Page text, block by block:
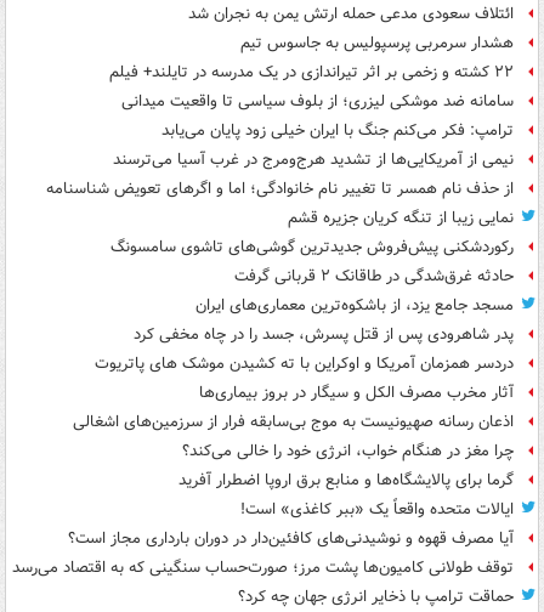
ائتلاف سعودی مدعی حمله ارتش یمن به نجران شد
هشدار سرمربی پرسپولیس به جاسوس تیم
۲۲ کشته و زخمی بر اثر تیراندازی در یک مدرسه در تایلند+ فیلم
سامانه ضد موشکی لیزری؛ از بلوف سیاسی تا واقعیت میدانی
ترامپ: فکر می‌کنم جنگ با ایران خیلی زود پایان می‌یابد
نیمی از آمریکایی‌ها از تشدید هرج‌ومرج در غرب آسیا می‌ترسند
از حذف نام همسر تا تغییر نام خانوادگی؛ اما و اگرهای تعویض شناسنامه
نمایی زیبا از تنگه کریان جزیره قشم
رکوردشکنی پیش‌فروش جدیدترین گوشی‌های تاشوی سامسونگ
حادثه غرق‌شدگی در طاقانک ۲ قربانی گرفت
مسجد جامع یزد، از باشکوه‌ترین معماری‌های ایران
پدر شاهرودی پس از قتل پسرش، جسد را در چاه مخفی کرد
دردسر همزمان آمریکا و اوکراین با ته کشیدن موشک های پاتریوت
آثار مخرب مصرف الکل و سیگار در بروز بیماری‌ها
اذعان رسانه صهیونیست به موج بی‌سابقه فرار از سرزمین‌های اشغالی
چرا مغز در هنگام خواب، انرژی خود را خالی می‌کند؟
گرما برای پالایشگاه‌ها و منابع برق اروپا اضطرار آفرید
ایالات متحده واقعاً یک «ببر کاغذی» است!
آیا مصرف قهوه و نوشیدنی‌های کافئین‌دار در دوران بارداری مجاز است؟
توقف طولانی کامیون‌ها پشت مرز؛ صورت‌حساب سنگینی که به اقتصاد می‌رسد
حماقت ترامپ با ذخایر انرژی جهان چه کرد؟